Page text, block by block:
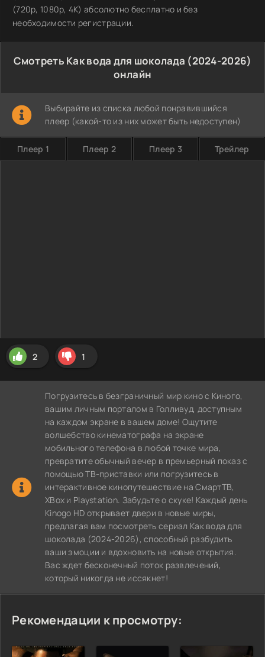
(720p, 1080p, 4K) абсолютно бесплатно и без
необходимости регистрации.
Смотреть Как вода для шоколада (2024-2026)
онлайн
Выбирайте из списка любой понравившийся
плеер (какой-то из них может быть недоступен)
Плеер 1 Плеер 2 Плеер 3 Трейлер
2 1
Погрузитесь в безграничный мир кино с Киного,
вашим личным порталом в Голливуд, доступным
на каждом экране в вашем доме! Ощутите
волшебство кинематографа на экране
мобильного телефона в любой точке мира,
превратите обычный вечер в премьерный показ с
помощью ТВ-приставки или погрузитесь в
интерактивное кинопутешествие на СмартТВ,
XBox и Playstation. Забудьте о скуке! Каждый день
Kinogo HD открывает двери в новые миры,
предлагая вам посмотреть сериал Как вода для
шоколада (2024-2026), способный разбудить
ваши эмоции и вдохновить на новые открытия.
Вас ждет бесконечный поток развлечений,
который никогда не иссякнет!
Рекомендации к просмотру: